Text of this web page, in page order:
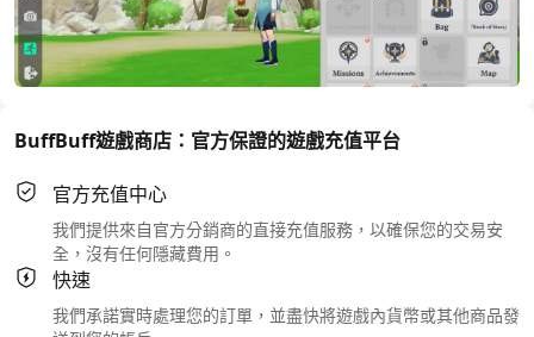
BuffBuff遊戲商店：官方保證的遊戲充值平台
官方充值中心
我們提供來自官方分銷商的直接充值服務，以確保您的交易安
全，沒有任何隱藏費用。
快速
我們承諾實時處理您的訂單，並盡快將遊戲內貨幣或其他商品發